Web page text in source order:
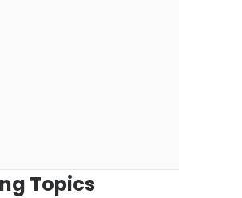
Topics